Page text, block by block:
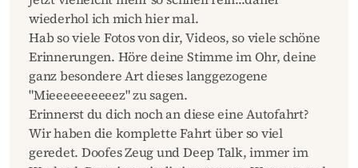
wiederhol ich mich hier mal.
Hab so viele Fotos von dir, Videos, so viele schöne
Erinnerungen. Höre deine Stimme im Ohr, deine
ganz besondere Art dieses langgezogene
"Mieeeeeeeeeez" zu sagen.
Erinnerst du dich noch an diese eine Autofahrt?
Wir haben die komplette Fahrt über so viel
geredet. Doofes Zeug und Deep Talk, immer im